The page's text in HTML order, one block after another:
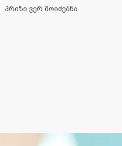
პრიზი ვერ მოიძებნა